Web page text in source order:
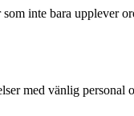
inte bara upplever
med vänlig personal